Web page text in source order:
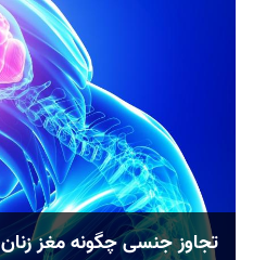
تجاوز جنسی چگونه مغز